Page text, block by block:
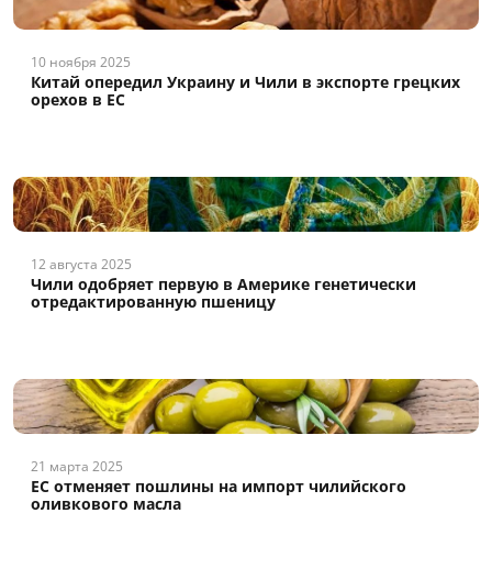
10 ноября 2025
Китай опередил Украину и Чили в экспорте грецких
орехов в ЕС
12 августа 2025
Чили одобряет первую в Америке генетически
отредактированную пшеницу
21 марта 2025
ЕС отменяет пошлины на импорт чилийского
оливкового масла